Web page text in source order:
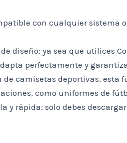
con cualquier
diseño: ya sea que utilices
perfectamente y
camisetas deportivas,
como uniformes de
y rápida: solo debes